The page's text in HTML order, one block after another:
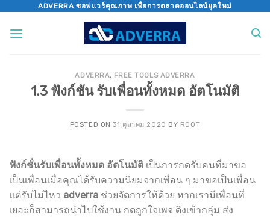
content
ADVERRA ซอฟแวร์คุณภาพ เพื่อการตลาดออนไลน์ยุคใหม่
ADVERRA, FREE TOOLS ADVERRA
1.3 ฟังก์ชัน รับเพื่อนทั้งหมด อัตโนมัติ
POSTED ON31 ตุลาคม 2020 BY ROOT
ฟังก์ชั่นรับเพื่อนทั้งหมด อัตโนมัติ เป็นการกดรับคนที่มาขอ
เป็นเพื่อนเมื่อคุณได้รับความนิยมจากเพื่อน ๆ มาขอเป็นเพื่อน
แต่รับไม่ไหว adverra ช่วยจัดการให้ด้วย หากเรามีเพื่อนที่
เยอะก็สามารถนำไปใช้งาน กดถูกใจเพจ ดึงเข้ากลุ่ม ส่ง